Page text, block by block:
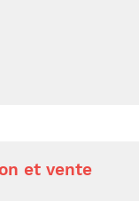
et vente